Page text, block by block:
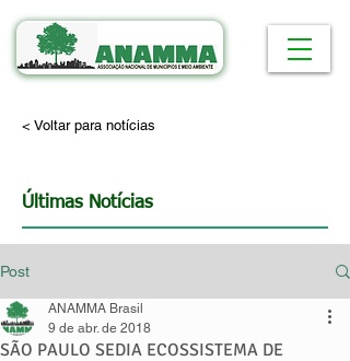
< Voltar para notícias
Últimas Notícias
Post
SÃO PAULO SEDIA ECOSSISTEMA DE
ANAMMA Brasil
9 de abr. de 2018